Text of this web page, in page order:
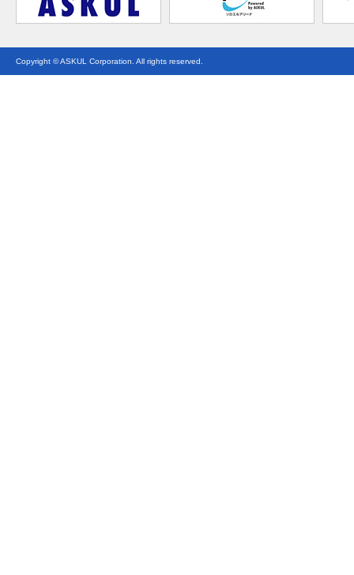
Copyright © ASKUL Corporation. All rights reserved.